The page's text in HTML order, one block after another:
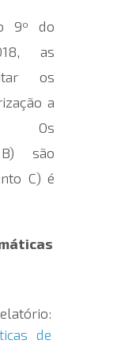
9º do
as
os
a
Os
são
C) é
de